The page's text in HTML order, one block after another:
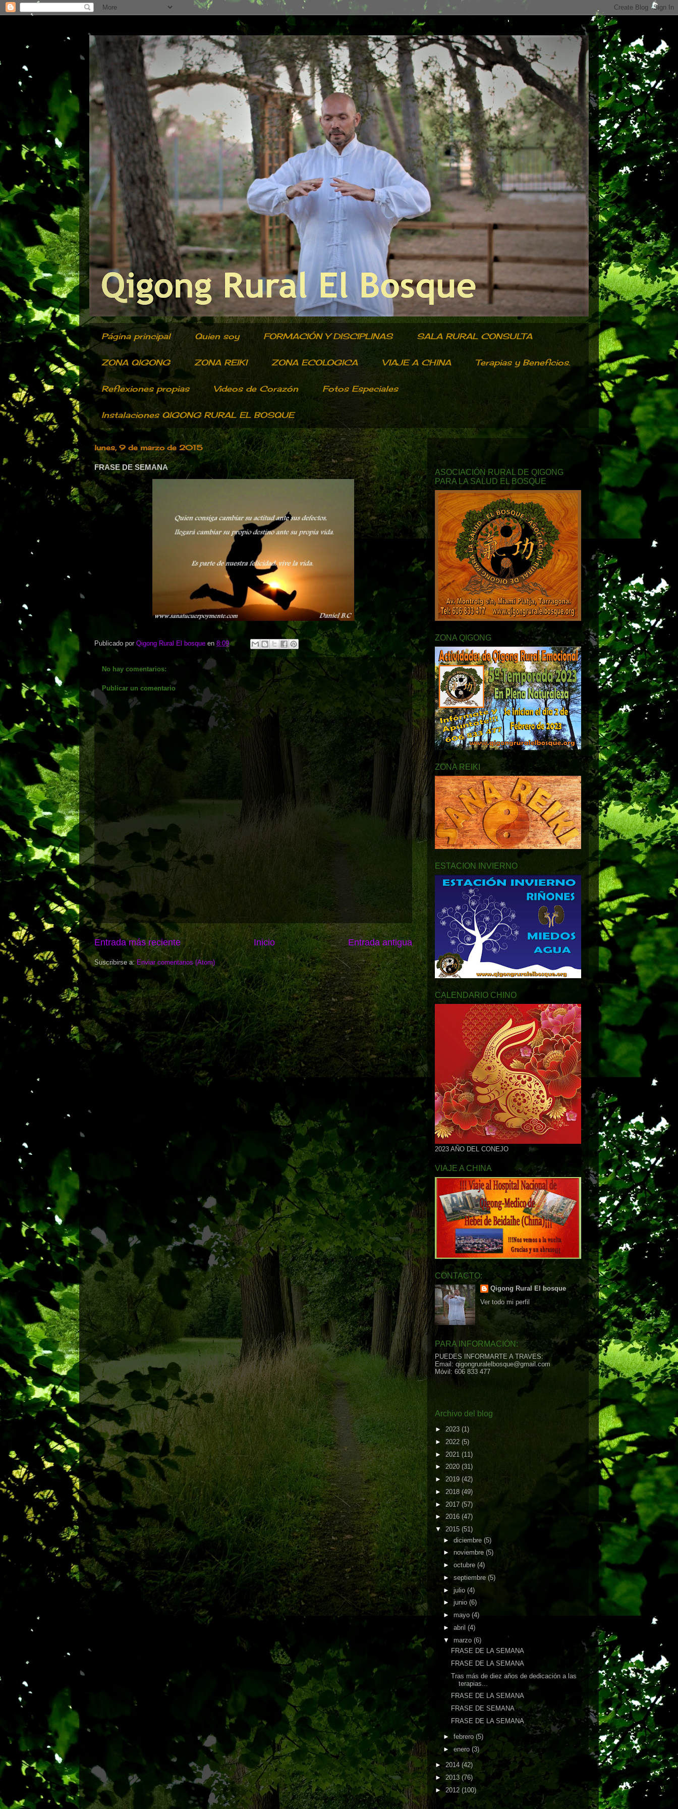
Página principal Quien soy FORMACIÓN Y DISCIPLINAS SALA RURAL CONSULTA
ZONA QIGONG ZONA REIKI ZONA ECOLOGICA VIAJE A CHINA Terapias y Beneficios.
Reflexiones propias Videos de Corazón Fotos Especiales
Instalaciones QIGONG RURAL EL BOSQUE
lunes, 9 de marzo de 2015
FRASE DE SEMANA
Publicado por Qigong Rural El bosque en 8:09
No hay comentarios:
Publicar un comentario
Entrada más reciente Entrada antigua
Inicio
Suscribirse a:Enviar comentarios (Atom)
ASOCIACIÓN RURAL DE QIGONG
PARA LA SALUD EL BOSQUE
ZONA QIGONG
ZONA REIKI
ESTACION INVIERNO
CALENDARIO CHINO
2023 AÑO DEL CONEJO
VIAJE A CHINA
CONTACTO:
Qigong Rural El bosque
Ver todo mi perfil
PARA INFORMACIÓN:
PUEDES INFORMARTE A TRAVES:
Email: qigongruralelbosque@gmail.com
Móvil: 606 833 477
Archivo del blog
► 2023 (1)
► 2022 (5)
► 2021 (11)
► 2020 (31)
► 2019 (42)
► 2018 (49)
► 2017 (57)
► 2016 (47)
▼ 2015 (51)
► diciembre (5)
► noviembre (5)
► octubre (4)
► septiembre (5)
► julio (4)
► junio (6)
► mayo (4)
► abril (4)
▼ marzo (6)
FRASE DE LA SEMANA
FRASE DE LA SEMANA
Tras más de diez años de dedicación a las
terapias...
FRASE DE LA SEMANA
FRASE DE SEMANA
FRASE DE LA SEMANA
► febrero (5)
► enero (3)
► 2014(42)
► 2013 (76)
► 2012(100)